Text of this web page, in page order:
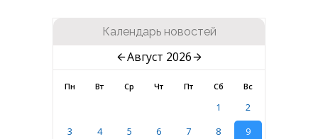
Календарь новостей
Август 2026
Пн Вт Ср Чт Пт Сб Вс
1
2
3
4 5 6 7 8
9